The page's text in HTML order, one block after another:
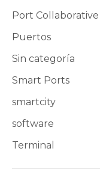
Port
Puertos
Sin categoría
Smart Ports
smartcity
software
Terminal